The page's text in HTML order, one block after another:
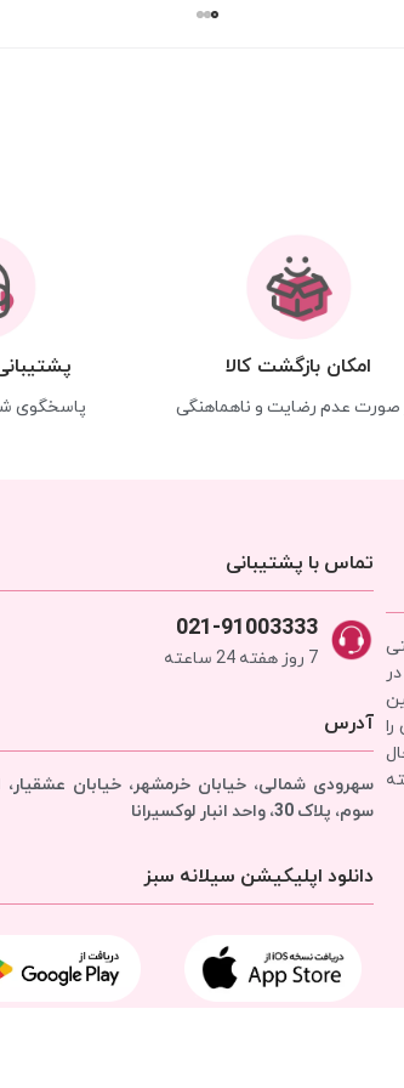
امکان بازگشت کالا
صورت عدم رضایت و ناهماهنگی
پشتیبانی
پاسخگوی شما در 7
تماس با پشتیبانی
021-91003333
7 روز هفته 24 ساعته
آدرس
سهرودی شمالی، خیابان خرمشهر، خیابان عشقیار،
سوم، پلاک 30، واحد انبار
لوکسیرانا
دانلود اپلیکیشن سیلانه سبز